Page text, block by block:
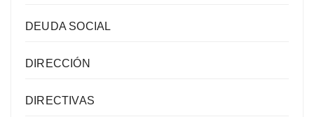
DEUDA SOCIAL
DIRECCIÓN
DIRECTIVAS